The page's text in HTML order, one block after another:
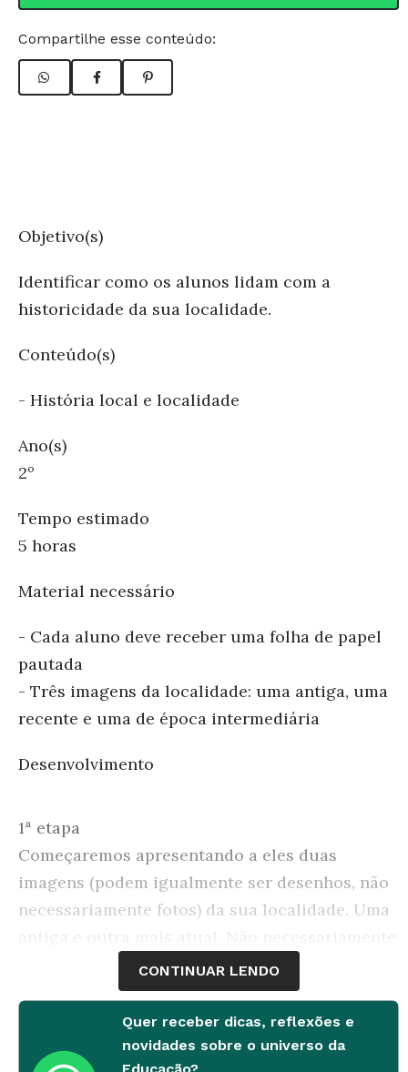
Compartilhe esse conteúdo:
Objetivo(s)
Identificar como os alunos lidam com a
historicidade da sua localidade.
Conteúdo(s)
- História local e localidade
Ano(s)
2º
Tempo estimado
5 horas
Material necessário
- Cada aluno deve receber uma folha de papel
pautada
- Três imagens da localidade: uma antiga, uma
recente e uma de época intermediária
Desenvolvimento
1ª etapa
Começaremos apresentando a eles duas
imagens (podem igualmente ser desenhos, não
necessariamente fotos) da sua localidade. Uma
precisam ser imagens do mesmo lugar.
Pediremos inicialmente que os alunos
procurem reconhecer o que mudou na
paisagem - nos tipos de construções, até
CONTINUAR LENDO
Quer receber dicas, reflexões e
novidades sobre o universo da